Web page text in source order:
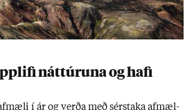
nátt­úr­una og hafi
í ár og verða með sér­staka af­mæl­